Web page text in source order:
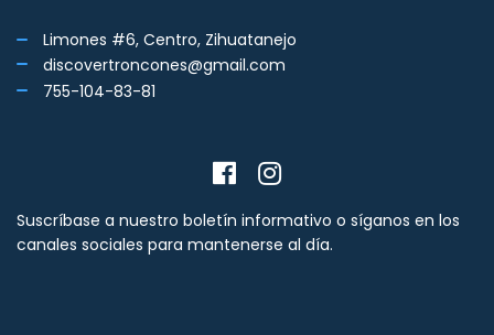
Limones #6, Centro, Zihuatanejo
discovertroncones@gmail.com
755-104-83-81
Suscríbase a nuestro boletín informativo o síganos en los
canales sociales para mantenerse al día.